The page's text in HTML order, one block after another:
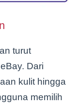
turut
Dari
kulit hingga
memilih